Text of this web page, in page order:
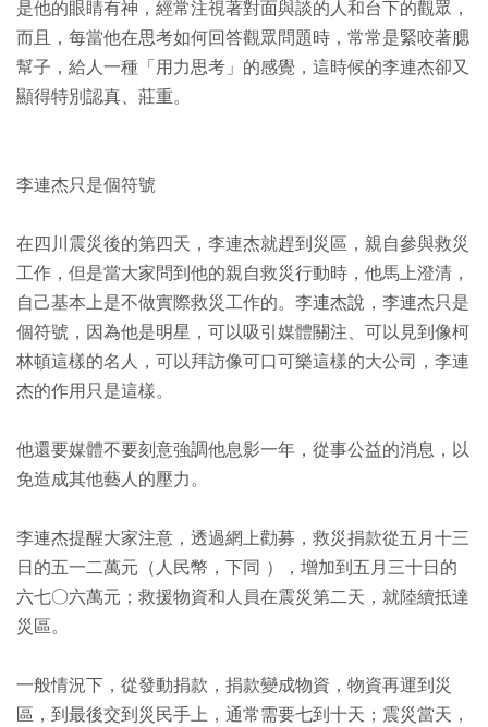
是他的眼睛有神，經常注視著對面與談的人和台下的觀眾，
而且，每當他在思考如何回答觀眾問題時，常常是緊咬著腮
幫子，給人一種「用力思考」的感覺，這時候的李連杰卻又
顯得特別認真、莊重。
李連杰只是個符號
在四川震災後的第四天，李連杰就趕到災區，親自參與救災
工作，但是當大家問到他的親自救災行動時，他馬上澄清，
自己基本上是不做實際救災工作的。李連杰說，李連杰只是
個符號，因為他是明星，可以吸引媒體關注、可以見到像柯
林頓這樣的名人，可以拜訪像可口可樂這樣的大公司，李連
杰的作用只是這樣。
他還要媒體不要刻意強調他息影一年，從事公益的消息，以
免造成其他藝人的壓力。
李連杰提醒大家注意，透過網上勸募，救災捐款從五月十三
日的五一二萬元（人民幣，下同 ），增加到五月三十日的
六七○六萬元；救援物資和人員在震災第二天，就陸續抵達
災區。
一般情況下，從發動捐款，捐款變成物資，物資再運到災
區，到最後交到災民手上，通常需要七到十天；震災當天，